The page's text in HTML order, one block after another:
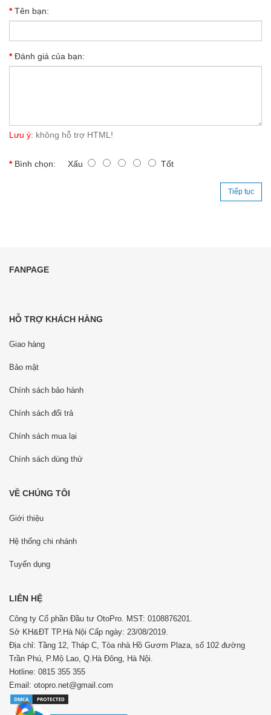
Tên bạn:
Đánh giá của bạn:
Lưu ý: không hỗ trợ HTML!
Bình chọn: Xấu Tốt
Tiếp tục
FANPAGE
HỖ TRỢ KHÁCH HÀNG
Giao hàng
Bảo mật
Chính sách bảo hành
Chính sách đổi trả
Chính sách mua lại
Chính sách dùng thử
VỀ CHÚNG TÔI
Giới thiệu
Hệ thống chi nhánh
Tuyển dụng
LIÊN HỆ
Công ty Cổ phần Đầu tư OtoPro. MST: 0108876201.
Sở KH&ĐT TP.Hà Nội Cấp ngày: 23/08/2019.
Địa chỉ: Tầng 12, Tháp C, Tòa nhà Hồ Gươm Plaza, số 102 đường
Trần Phú, P.Mộ Lao, Q.Hà Đông, Hà Nội.
Hotline: 0815 355 355
Email: otopro.net@gmail.com